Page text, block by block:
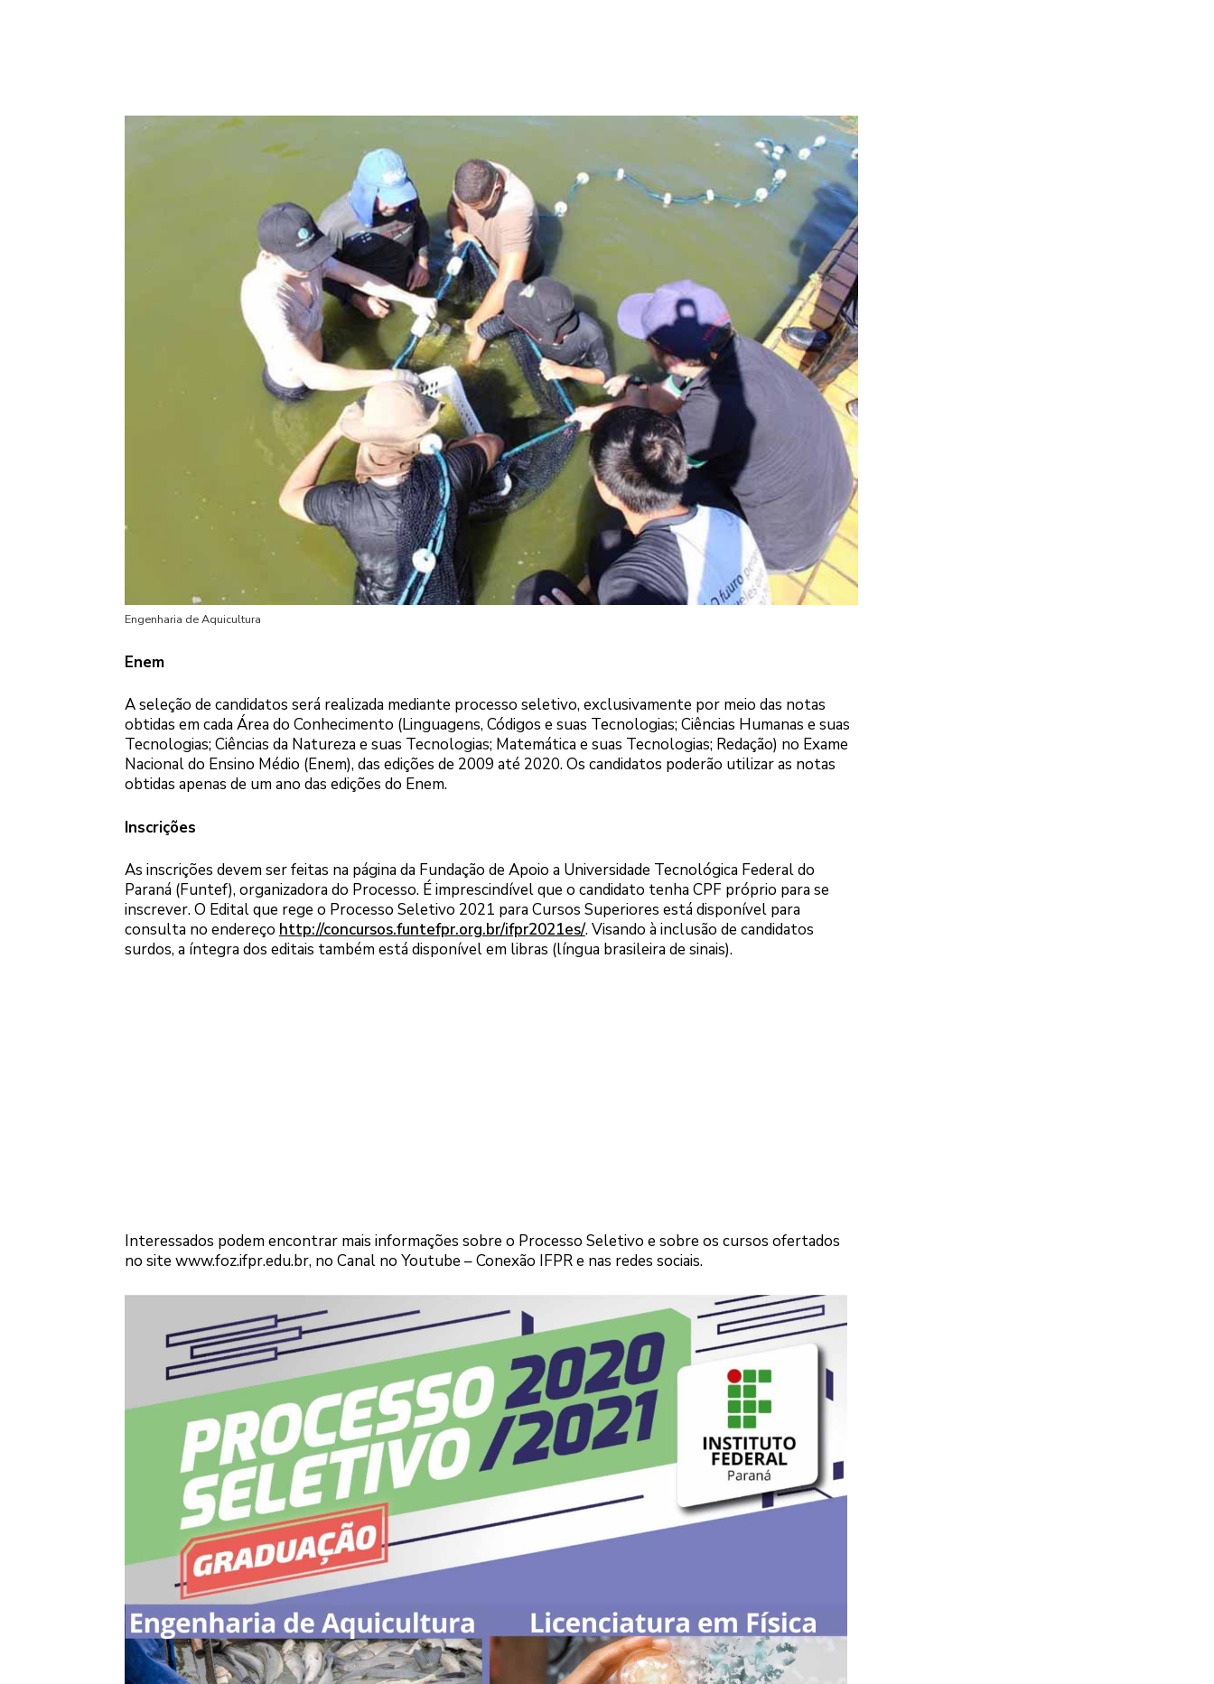
Engenharia de Aquicultura
Enem
A seleção de candidatos será realizada mediante processo seletivo, exclusivamente por meio das notas
obtidas em cada Área do Conhecimento (Linguagens, Códigos e suas Tecnologias; Ciências Humanas e suas
Tecnologias; Ciências da Natureza e suas Tecnologias; Matemática e suas Tecnologias; Redação) no Exame
Nacional do Ensino Médio (Enem), das edições de 2009 até 2020. Os candidatos poderão utilizar as notas
obtidas apenas de um ano das edições do Enem.
Inscrições
As inscrições devem ser feitas na página da Fundação de Apoio a Universidade Tecnológica Federal do
Paraná (Funtef), organizadora do Processo. É imprescindível que o candidato tenha CPF próprio para se
inscrever. O Edital que rege o Processo Seletivo 2021 para Cursos Superiores está disponível para
consulta no endereço http://concursos.funtefpr.org.br/ifpr2021es/. Visando à inclusão de candidatos
surdos, a íntegra dos editais também está disponível em libras (língua brasileira de sinais).
Interessados podem encontrar mais informações sobre o Processo Seletivo e sobre os cursos ofertados
no site www.foz.ifpr.edu.br, no Canal no Youtube – Conexão IFPR e nas redes sociais.